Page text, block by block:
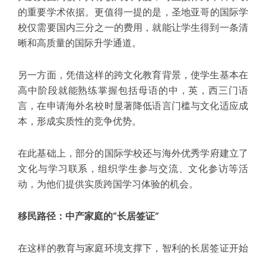
的重要学术依据。更值得一提的是， 圣地亚哥的国际学
校仅需要国内三分之一的费用 ，就能让学生得到一条清
晰和高质量的国际升学通道。
另一方面，凭借这样的跨文化教育背景，使学生基本在
高中阶段就能熟练掌握包括母语的中，英，西三门语
言，在申请海外名校时显著降低语言门槛与文化适应成
本，形成实质性的竞争优势。
在此基础上，部分的国际学校还与海外优秀学府建立了
文化与学习联系，组织学生参与交流、文化参访等活
动，为他们提供实质跨国学习体验的机会。
移民路径：中产家庭的“长居签证”
在这样的教育与家庭环境支撑下，智利的长居签证开始